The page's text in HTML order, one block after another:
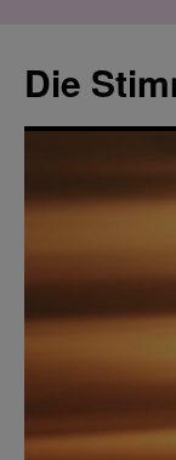
springen
Die